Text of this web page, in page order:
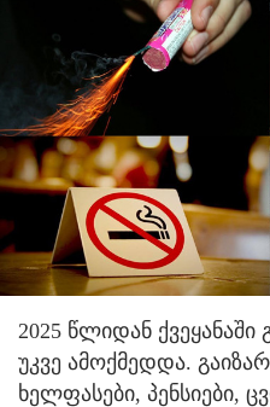
2025 წლიდან
უკვე ამოქმედდა.
ხელფასები, პენსიები,